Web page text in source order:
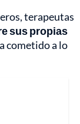
terapeutas
sus propias
cometido a lo